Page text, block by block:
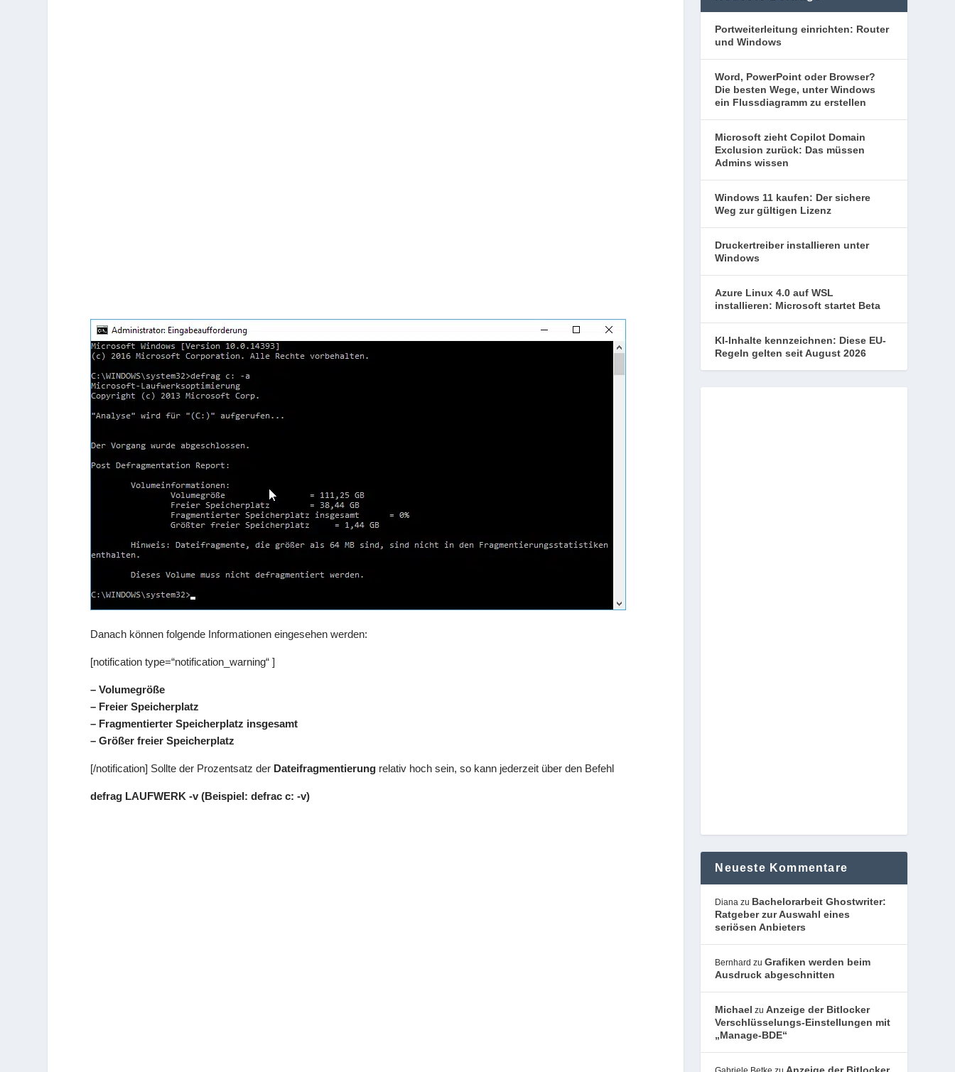
Danach können folgende Informationen eingesehen werden:
[notification type=“notification_warning“ ]
– Volumegröße
– Freier Speicherplatz
– Fragmentierter Speicherplatz insgesamt
– Größer freier Speicherplatz
[/notification] Sollte der Prozentsatz der Dateifragmentierung relativ hoch sein, so kann jederzeit über den Befehl
defrag LAUFWERK -v (Beispiel: defrac c: -v)
Portweiterleitung einrichten: Router
und Windows
Word, PowerPoint oder Browser?
Die besten Wege, unter Windows
ein Flussdiagramm zu erstellen
Microsoft zieht Copilot Domain
Exclusion zurück: Das müssen
Admins wissen
Windows 11 kaufen: Der sichere
Weg zur gültigen Lizenz
Druckertreiber installieren unter
Windows
Azure Linux 4.0 auf WSL
installieren: Microsoft startet Beta
KI-Inhalte kennzeichnen: Diese EU-
Regeln gelten seit August 2026
Neueste Kommentare
Diana zu Bachelorarbeit Ghostwriter:
Ratgeber zur Auswahl eines
seriösen Anbieters
Bernhard zuGrafiken werden beim
Ausdruck abgeschnitten
Michael zuAnzeige der Bitlocker
Verschlüsselungs-Einstellungen mit
„Manage-BDE“